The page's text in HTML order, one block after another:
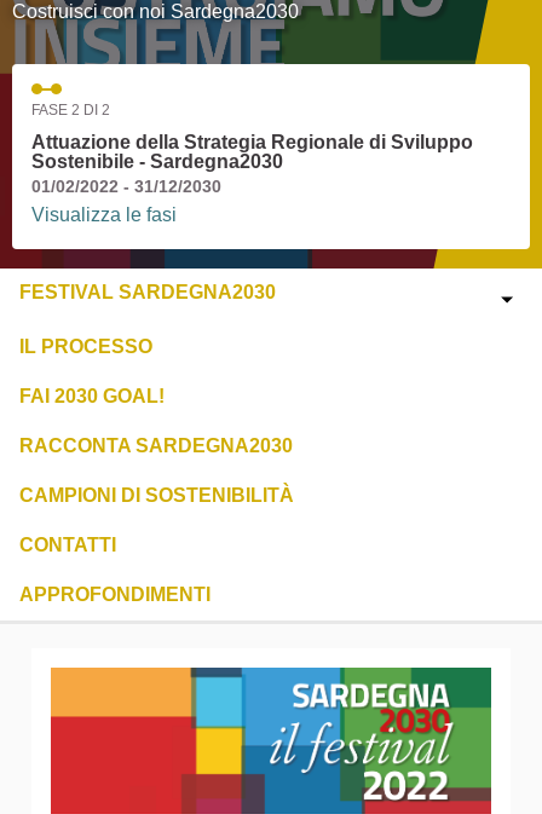
Costruisci con noi Sardegna2030
FASE 2 DI 2
Attuazione della Strategia Regionale di Sviluppo
Sostenibile - Sardegna2030
01/02/2022 - 31/12/2030
Visualizza le fasi
FESTIVAL SARDEGNA2030
IL PROCESSO
FAI 2030 GOAL!
RACCONTA SARDEGNA2030
CAMPIONI DI SOSTENIBILITÀ
CONTATTI
APPROFONDIMENTI